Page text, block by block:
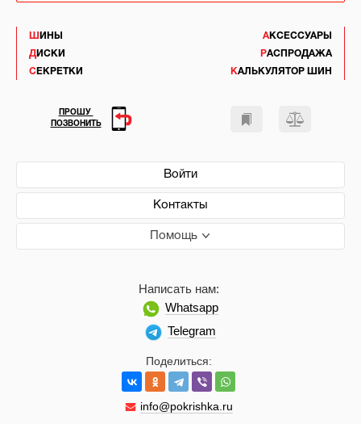
ШИНЫ
ДИСКИ
СЕКРЕТКИ
АКСЕССУАРЫ
РАСПРОДАЖА
КАЛЬКУЛЯТОР ШИН
Войти
Контакты
Помощь
Поделиться:
info@pokrishka.ru
Написать нам:
Whatsapp
Telegram
ПРОШУ
ПОЗВОНИТЬ